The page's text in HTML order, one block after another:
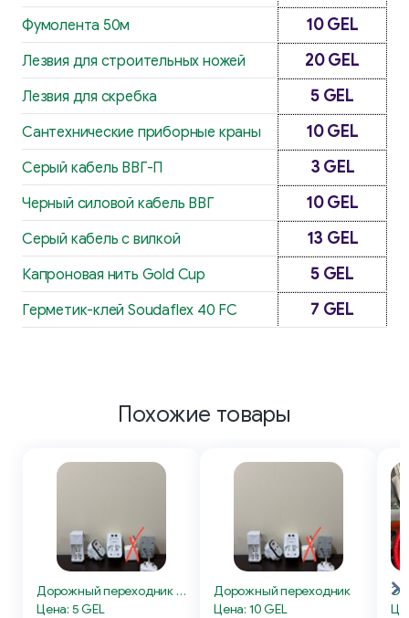
Фумолента 50м 10 GEL
Лезвия для строительных ножей 20 GEL
Лезвия для скребка 5 GEL
Сантехнические приборные краны 10 GEL
Серый кабель ВВГ-П 3 GEL
Черный силовой кабель ВВГ 10 GEL
Серый кабель с вилкой 13 GEL
Капроновая нить Gold Cup 5 GEL
Герметик-клей Soudaflex 40 FC 7 GEL
Похожие товары
Дорожный переходник серого цвета
Цена: 5 GEL
Дорожный переходник
Цена: 10 GEL